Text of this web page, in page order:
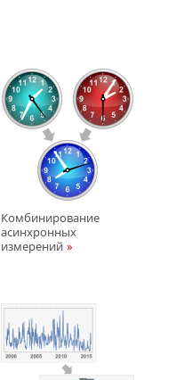
Комбинирование
асинхронных
измерений